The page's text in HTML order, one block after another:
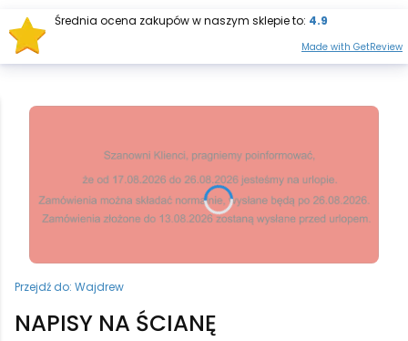
Otwórz
Przejdź do: Wajdrew
NAPISY NA ŚCIANĘ
Średnia ocena zakupów w naszym sklepie to: 4.9
Made with GetReview